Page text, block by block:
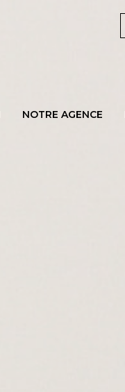
NOTRE AGENCE